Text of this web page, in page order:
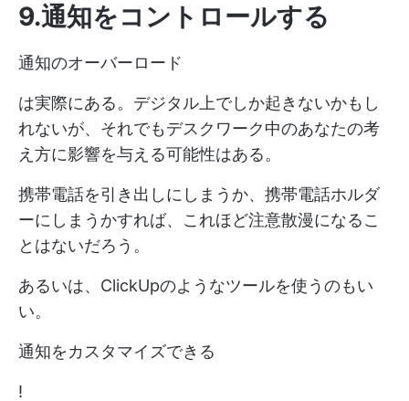
9.通知をコントロールする
通知のオーバーロード
は実際にある。デジタル上でしか起きないかもし
れないが、それでもデスクワーク中のあなたの考
え方に影響を与える可能性はある。
携帯電話を引き出しにしまうか、携帯電話ホルダ
ーにしまうかすれば、これほど注意散漫になるこ
とはないだろう。
あるいは、ClickUpのようなツールを使うのもい
い。
通知をカスタマイズできる
!